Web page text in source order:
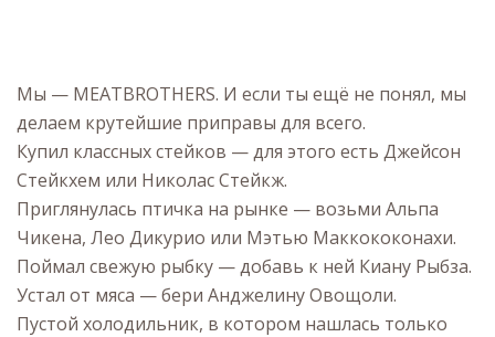
Мы — MEATBROTHERS. И если ты ещё не понял, мы
делаем крутейшие приправы для всего.
Купил классных стейков — для этого есть Джейсон
Стейкхем или Николас Стейкж.
Приглянулась птичка на рынке — возьми Альпа
Чикена, Лео Дикурио или Мэтью Маккококонахи.
Поймал свежую рыбку — добавь к ней Киану Рыбза.
Устал от мяса — бери Анджелину Овощоли.
Пустой холодильник, в котором нашлась только